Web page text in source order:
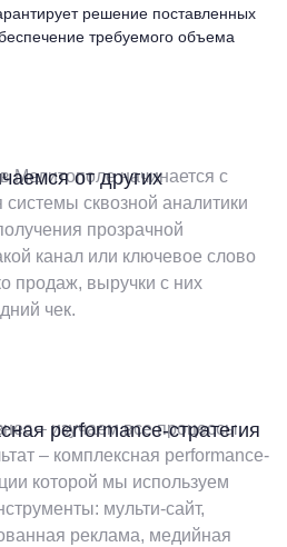
решение поставленных
требуемого объема
от других
Мелитополе начинается с
сквозной аналитики
прозрачной
канал или ключевое слово
продаж, выручки с них
чек.
performance-стратегия
– изучаем все процессы,
– комплексная performance-
которой мы используем
мульти-сайт,
реклама, медийная